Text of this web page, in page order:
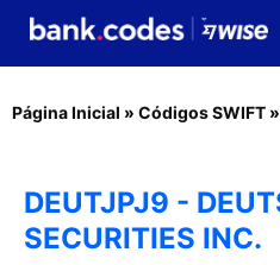
Página Inicial » Códigos SWIFT »
DEUTJPJ9 -
SECURITIES INC.